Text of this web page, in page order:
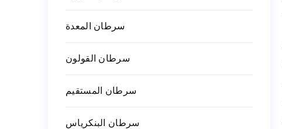
سرطان المعدة
سرطان القولون
سرطان المستقيم
سرطان البنكرياس